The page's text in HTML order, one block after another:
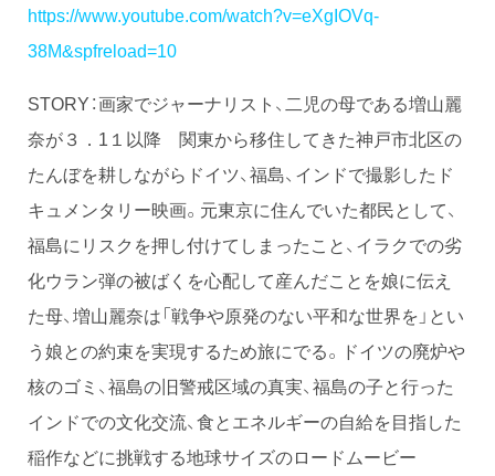
https://www.youtube.com/watch?v=eXgIOVq-
38M&spfreload=10
STORY：画家でジャーナリスト、二児の母である増山麗
奈が３．1１以降 関東から移住してきた神戸市北区の
たんぼを耕しながらドイツ、福島、インドで撮影したド
キュメンタリー映画。元東京に住んでいた都民として、
福島にリスクを押し付けてしまったこと、イラクでの劣
化ウラン弾の被ばくを心配して産んだことを娘に伝え
た母、増山麗奈は「戦争や原発のない平和な世界を」とい
う娘との約束を実現するため旅にでる。ドイツの廃炉や
核のゴミ、福島の旧警戒区域の真実、福島の子と行った
インドでの文化交流、食とエネルギーの自給を目指した
稲作などに挑戦する地球サイズのロードムービー